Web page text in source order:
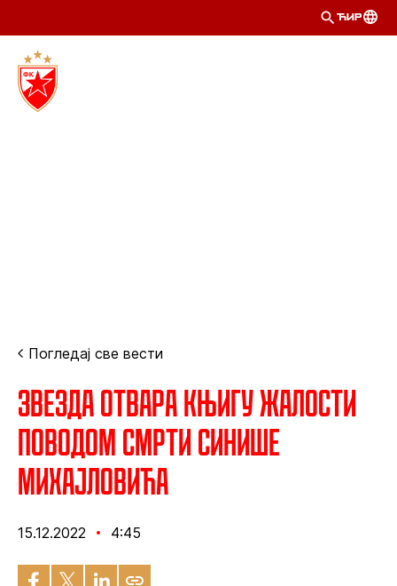
ЋИР
Погледај све вести
Звезда отвара књигу жалости
поводом смрти Синише
Михајловића
15.12.2022 4:45